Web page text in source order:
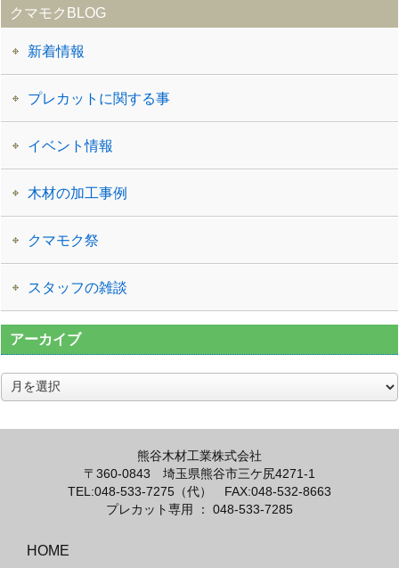
クマモクBLOG
新着情報
プレカットに関する事
イベント情報
木材の加工事例
クマモク祭
スタッフの雑談
アーカイブ
ア
ー
熊谷木材工業株式会社
〒360-0843 埼玉県熊谷市三ケ尻4271-1
TEL:048-533-7275（代）
FAX:048-532-8663
プレカット専用 ： 048-533-7285
HOME